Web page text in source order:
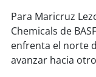
Para Maricruz
Chemicals de
enfrenta el norte
avanzar hacia